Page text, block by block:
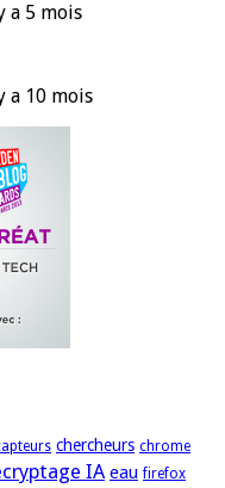
a 5 mois
a 10 mois
chercheurs chrome
IA eau firefox